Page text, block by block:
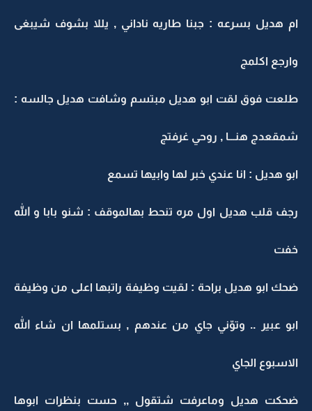
ام هديل بسرعه : جبنا طاريه ناداني , يللا بشوف شيبغى
وارجع اكلمج
طلعت فوق لقت ابو هديل مبتسم وشافت هديل جالسه :
شمقعدج هنـــا , روحي غرفتج
ابو هديل : انا عندي خبر لها وابيها تسمع
رجف قلب هديل اول مره تنحط بهالموقف : شنو بابا و الله
خفت
ضحك ابو هديل براحة : لقيت وظيفة راتبها اعلى من وظيفة
ابو عبير .. وتوّني جاي من عندهم , بستلمها ان شاء الله
الاسبوع الجاي
ضحكت هديل وماعرفت شتقول ,, حست بنظرات ابوها